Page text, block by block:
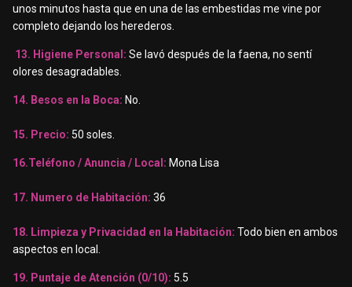
unos minutos hasta que en una de las embestidas me vine por
completo dejando los herederos.
13. Higiene Personal: Se lavó después de la faena, no sentí
olores desagradables.
14. Besos en la Boca: No.
15. Precio: 50 soles.
16.Teléfono / Anuncia / Local: Mona Lisa
17. Numero de Habitación: 36
18. Limpieza y Privacidad en la Habitación: Todo bien en ambos
aspectos en local.
19. Puntaje de Atención (0/10): 5.5